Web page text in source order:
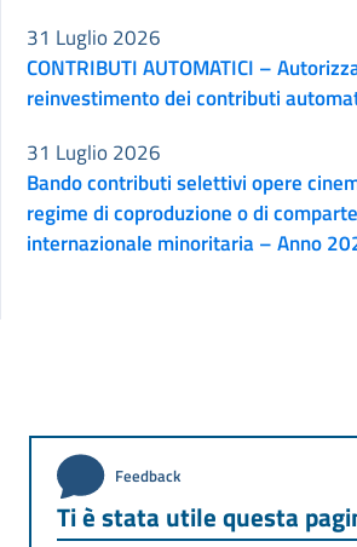
CONTRIBUTI AUTOMATICI –
reinvestimento dei contributi
31 Luglio 2026
Bando contributi selettivi opere
regime di coproduzione o di
internazionale minoritaria – Anno
31 Luglio 2026
Feedback
Ti è stata utile questa